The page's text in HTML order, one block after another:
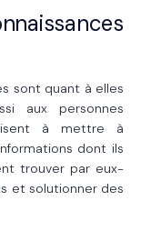
sont quant à elles
aux personnes
à mettre à
dont ils
trouver par eux-
et solutionner des